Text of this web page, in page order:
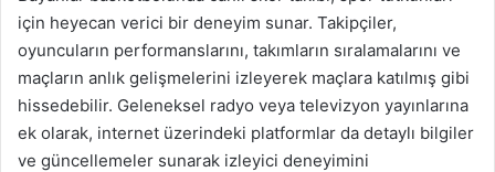
için heyecan verici bir deneyim sunar. Takipçiler,
oyuncuların performanslarını, takımların sıralamalarını ve
maçların anlık gelişmelerini izleyerek maçlara katılmış gibi
hissedebilir. Geleneksel radyo veya televizyon yayınlarına
ek olarak, internet üzerindeki platformlar da detaylı bilgiler
ve güncellemeler sunarak izleyici deneyimini